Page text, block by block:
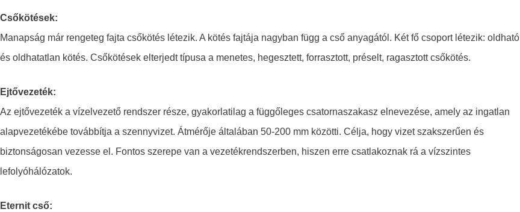
Csőkötések:
Manapság már rengeteg fajta csőkötés létezik. A kötés fajtája nagyban függ a cső anyagától. Két fő csoport létezik: oldható
és oldhatatlan kötés. Csőkötések elterjedt típusa a menetes, hegesztett, forrasztott, préselt, ragasztott csőkötés.
Ejtővezeték:
Az ejtővezeték a vízelvezető rendszer része, gyakorlatilag a függőleges csatornaszakasz elnevezése, amely az ingatlan
alapvezetékébe továbbítja a szennyvizet. Átmérője általában 50-200 mm közötti. Célja, hogy vizet szakszerűen és
biztonságosan vezesse el. Fontos szerepe van a vezetékrendszerben, hiszen erre csatlakoznak rá a vízszintes
lefolyóhálózatok.
Eternit cső: